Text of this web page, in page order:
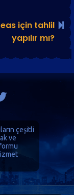
için tahlil
yapılır mı?
çeşitli
ve